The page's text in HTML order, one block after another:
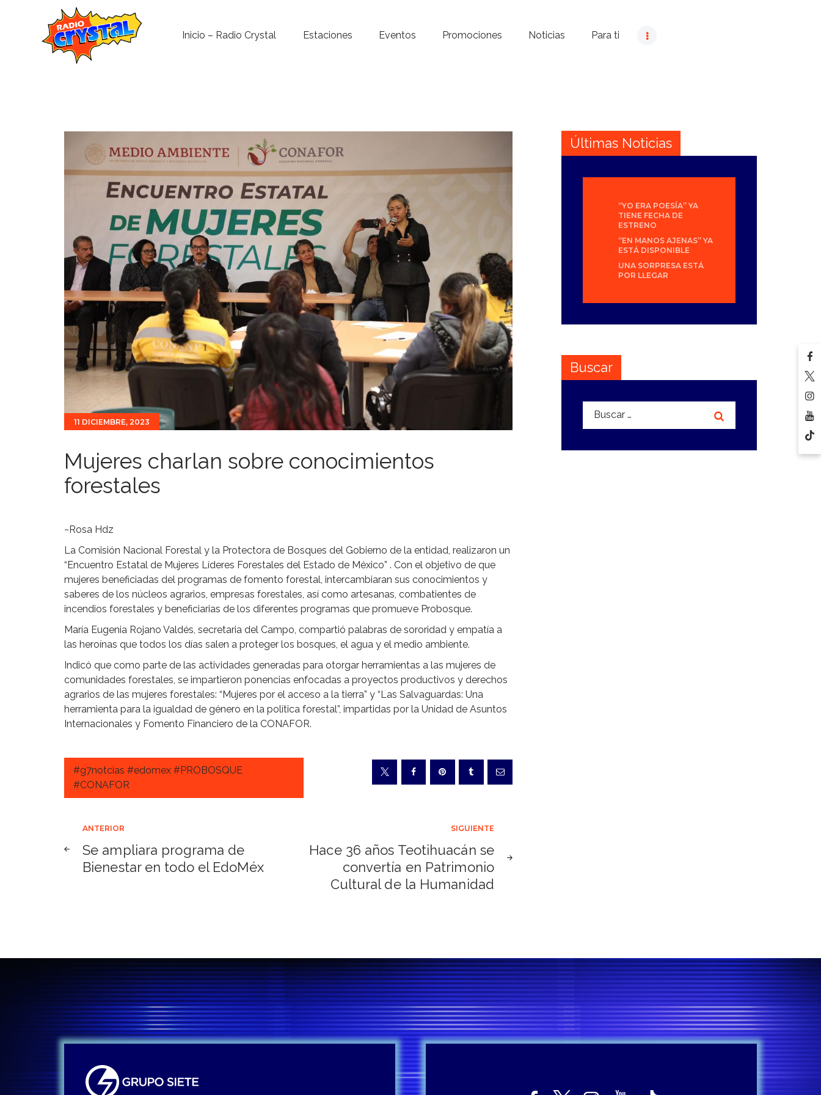
Inicio – Radio Crystal Estaciones Eventos Promociones Noticias Para ti
Noticias
Para ti
Contacto
11 DICIEMBRE, 2023
Mujeres charlan sobre conocimientos
forestales
~Rosa Hdz
La Comisión Nacional Forestal y la Protectora de Bosques del Gobierno de la entidad, realizaron un
“Encuentro Estatal de Mujeres Líderes Forestales del Estado de México” . Con el objetivo de que
mujeres beneficiadas del programas de fomento forestal, intercambiaran sus conocimientos y
saberes de los núcleos agrarios, empresas forestales, así como artesanas, combatientes de
incendios forestales y beneficiarias de los diferentes programas que promueve Probosque.
María Eugenia Rojano Valdés, secretaria del Campo, compartió palabras de sororidad y empatía a
las heroínas que todos los días salen a proteger los bosques, el agua y el medio ambiente.
Indicó que como parte de las actividades generadas para otorgar herramientas a las mujeres de
comunidades forestales, se impartieron ponencias enfocadas a proyectos productivos y derechos
agrarios de las mujeres forestales: “Mujeres por el acceso a la tierra” y “Las Salvaguardas: Una
herramienta para la igualdad de género en la política forestal”, impartidas por la Unidad de Asuntos
Internacionales y Fomento Financiero de la CONAFOR.
#g7notcias #edomex #PROBOSQUE
#CONAFOR
Navegación
de
ANTERIOR
Se ampliara programa de
Bienestar en todo el EdoMéx
SIGUIENTE
Hace 36 años Teotihuacán se
convertía en Patrimonio
Cultural de la Humanidad
Últimas Noticias
“YO ERA POESÍA” YA
TIENE FECHA DE
ESTRENO
“EN MANOS AJENAS” YA
ESTÁ DISPONIBLE
UNA SORPRESA ESTÁ
POR LLEGAR
Buscar
Buscar: